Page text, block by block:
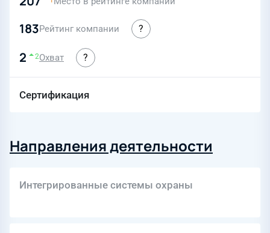
183Рейтинг компании
2 2Охват
Сертификация
Направления деятельности
Интегрированные системы охраны